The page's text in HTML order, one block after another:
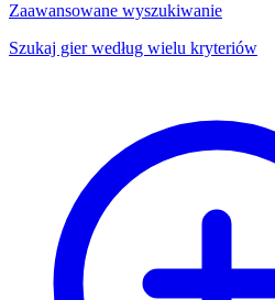
Zaawansowane wyszukiwanie
Szukaj gier według wielu kryteriów